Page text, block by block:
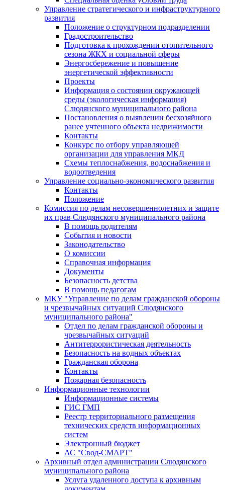
Управление стратегического и инфраструктурного
развития
Положение о структурном подразделении
Градостроительство
Подготовка к прохождении отопительного
сезона ЖКХ и социальной сферы
Энергосбережение и повышение
энергетической эффективности
Проекты
Информация о состоянии окружающей
среды (экологическая информация)
Слюдянского муниципального района
Постановления о выявлении бесхозяйного
ранее учтенного объекта недвижимости
Контакты
Конкурс по отбору управляющей
организации для управления МКД
Схемы теплоснабжения, водоснабжения и
водоотведения
Управление социально-экономического развития
Контакты
Положение
Комиссия по делам несовершеннолетних и защите
их прав Слюдянского муниципального района
В помощь родителям
События и новости
Законодательство
О комиссии
Справочная информация
Документы
Безопасность детства
В помощь педагогам
МКУ "Управление по делам гражданской обороны
и чрезвычайных ситуаций Слюдянского
муниципального района"
Отдел по делам гражданской обороны и
чрезвычайных ситуаций
Антитеррористическая деятельность
Безопасность на водных объектах
Гражданская оборона
Контакты
Пожарная безопасность
Информационные технологии
Информационные системы
ГИС ГМП
Реестр территориального размещения
технических средств информационных
систем
Электронный бюджет
АС "Свод-СМАРТ"
Архивный отдел администрации Слюдянского
муниципального района
Услуга удаленного доступа к архивным